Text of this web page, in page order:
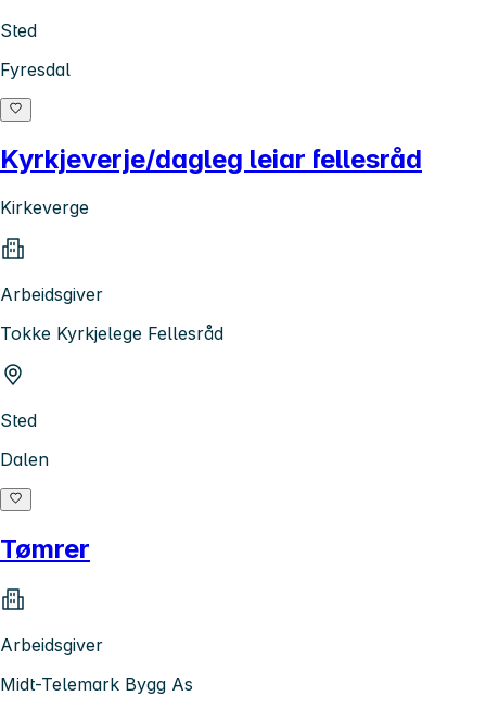
Sted
Fyresdal
Kyrkjeverje/dagleg leiar fellesråd
Kirkeverge
Arbeidsgiver
Tokke Kyrkjelege Fellesråd
Sted
Dalen
Tømrer
Arbeidsgiver
Midt-Telemark Bygg As